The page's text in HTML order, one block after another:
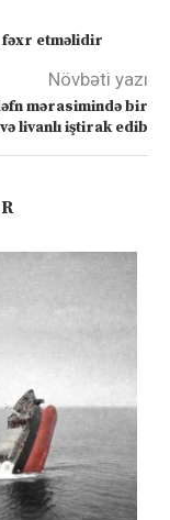
fəxr etməlidir
Növbəti yazı
mərasimində bir
livanlı iştirak edib